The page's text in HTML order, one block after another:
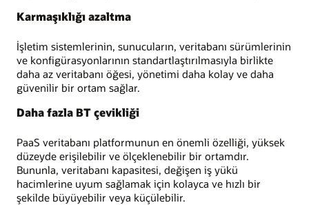
Karmaşıklığı azaltma
İşletim sistemlerinin, sunucuların, veritabanı sürümlerinin
ve konfigürasyonlarının standartlaştırılmasıyla birlikte
daha az veritabanı öğesi, yönetimi daha kolay ve daha
güvenilir bir ortam sağlar.
Daha fazla BT çevikliği
PaaS veritabanı platformunun en önemli özelliği, yüksek
düzeyde erişilebilir ve ölçeklenebilir bir ortamdır.
Bununla, veritabanı kapasitesi, değişen iş yükü
hacimlerine uyum sağlamak için kolayca ve hızlı bir
şekilde büyüyebilir veya küçülebilir.